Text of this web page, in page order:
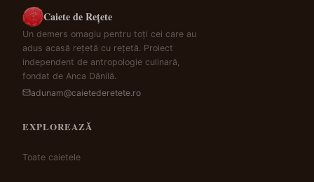
Caiete de Rețete
Un demers omagiu pentru toți cei care au
adus acasă rețetă cu rețetă. Proiect
independent de antropologie culinară,
fondat de Anca Dănilă.
adunam@caietederetete.ro
EXPLOREAZĂ
Toate caietele